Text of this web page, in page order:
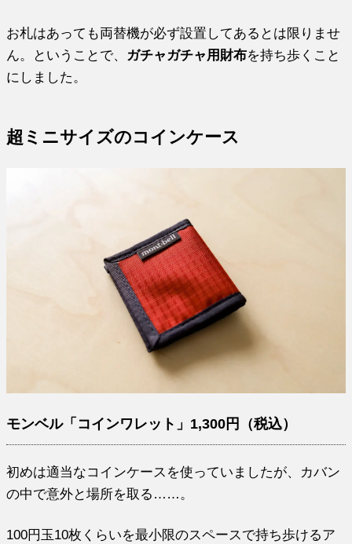
お札はあっても両替機が必ず設置してあるとは限りませ
ん。ということで、 ガチャガチャ用財布を持ち歩くこと
にしました。
超ミニサイズのコインケース
モンベル「コインワレット」1,300円（税込）
初めは適当なコインケースを使っていましたが、カバン
の中で意外と場所を取る……。
100円玉10枚くらいを最小限のスペースで持ち歩けるア